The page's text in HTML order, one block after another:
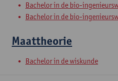
Bachelor in de bio-
Bachelor in de bio-
Maattheorie
Bachelor in de wiskunde